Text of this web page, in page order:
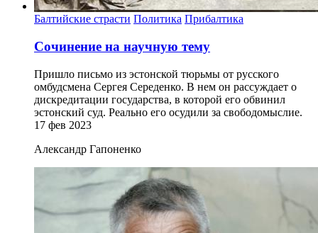
Балтийские страсти Политика Прибалтика
Сочинение на научную тему
Пришло письмо из эстонской тюрьмы от русского
омбудсмена Сергея Середенко. В нем он рассуждает о
дискредитации государства, в которой его обвинил
эстонский суд. Реально его осудили за свободомыслие.
17 фев 2023
Александр Гапоненко